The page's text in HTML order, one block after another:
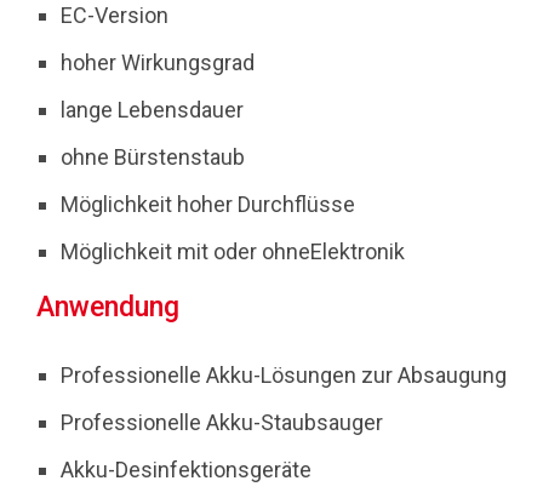
EC-Version
hoher Wirkungsgrad
lange Lebensdauer
ohne Bürstenstaub
Möglichkeit hoher Durchflüsse
Möglichkeit mit oder ohneElektronik
Anwendung
Professionelle Akku-Lösungen zur Absaugung
Professionelle Akku-Staubsauger
Akku-Desinfektionsgeräte